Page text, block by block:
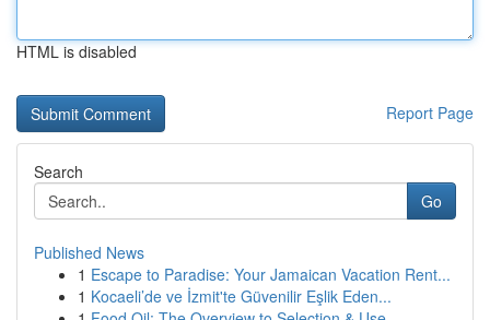
HTML is disabled
Report Page
Search
Go
Published News
1 Escape to Paradise: Your Jamaican Vacation Rent...
1 Kocaeli’de ve İzmit'te Güvenilir Eşlik Eden...